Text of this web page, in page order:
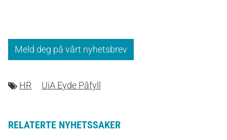
Meld deg på vårt nyhetsbrev
HR UiA Eyde Påfyll
RELATERTE NYHETSSAKER